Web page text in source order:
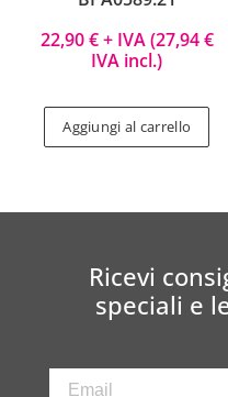
22,90€+ IVA (27,94€
IVA incl.)
Aggiungi al carrello
Ricevi
speciali e